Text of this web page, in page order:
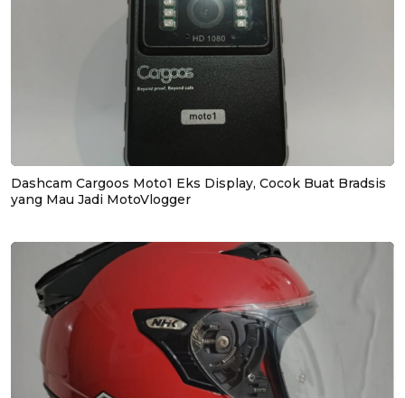
Dashcam Cargoos Moto1 Eks Display, Cocok Buat Bradsis
yang Mau Jadi MotoVlogger